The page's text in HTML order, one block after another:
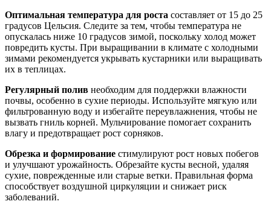
Оптимальная температура для роста составляет от 15 до 25
градусов Цельсия. Следите за тем, чтобы температура не
опускалась ниже 10 градусов зимой, поскольку холод может
повредить кусты. При выращивании в климате с холодными
зимами рекомендуется укрывать кустарники или выращивать
их в теплицах.
Регулярный полив необходим для поддержки влажности
почвы, особенно в сухие периоды. Используйте мягкую или
фильтрованную воду и избегайте переувлажнения, чтобы не
вызвать гниль корней. Мульчирование помогает сохранить
влагу и предотвращает рост сорняков.
Обрезка и формирование стимулируют рост новых побегов
и улучшают урожайность. Обрезайте кусты весной, удаляя
сухие, поврежденные или старые ветки. Правильная форма
способствует воздушной циркуляции и снижает риск
заболеваний.